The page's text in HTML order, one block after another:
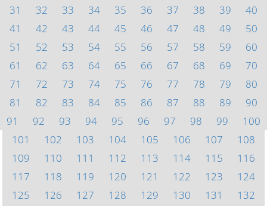
31
32 33 34 35 36 37 38 39
40
41
42 43 44 45 46 47 48 49
50
51
52 53 54 55 56 57 58 59
60
61
62 63 64 65 66 67 68 69
70
71
72 73 74 75 76 77 78 79
80
81
82 83 84 85 86 87 88 89
90
91
92 93 94 95 96 97 98 99
100
101
102 103 104 105 106 107
108
109
110 111 112 113 114 115
116
117
118 119 120 121 122 123
124
125
126 127 128 129 130 131
132